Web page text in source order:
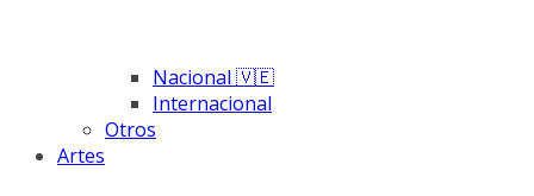
Nacional 🇻🇪
Internacional
Otros
Artes